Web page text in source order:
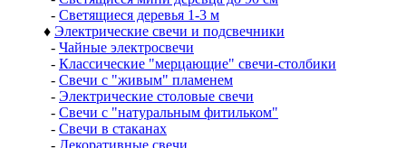
- Светящиеся деревья 1-3 м
♦ Электрические свечи и подсвечники
- Чайные электросвечи
- Классические "мерцающие" свечи-столбики
- Свечи с "живым" пламенем
- Электрические столовые свечи
- Свечи с "натуральным фитильком"
- Свечи в стаканах
- Декоративные свечи